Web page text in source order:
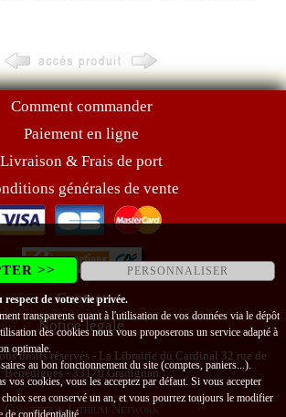
Comment commander
Paiement en ligne
Livraison & Frais de port
générales de vente
Contact
Notice légale
droits réservés - La Librairie du Cardinal 32 rue de
Bénédigues - 33170 Gradignan
Conception Lithium Network
>> PERSONNALISER
respect de votre vie privée.
transparents quant à l'utilisation de vos données via le dépôt
des cookies nous vous proposerons un service adapté à
optimale.
au bon fonctionnement du site (comptes, paniers...).
vos cookies, vous les acceptez par défaut. Si vous accepter
sera conservé un an, et vous pourrez toujours le modifier
de confidentialité